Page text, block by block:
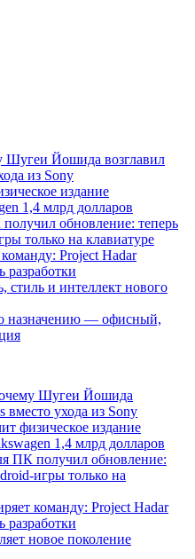
Шугеи Йошида возглавил
из Sony
издание
1,4 млрд долларов
обновление: теперь
только на клавиатуре
Project Hadar
разработки
и интеллект нового
назначению — офисный,
Шугеи Йошида
вместо ухода из Sony
физическое издание
1,4 млрд долларов
ПК получил обновление:
игры только на
команду: Project Hadar
разработки
новое поколение